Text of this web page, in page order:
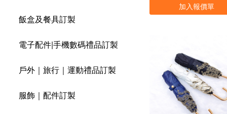
飯盒及餐具訂製
電子配件|手機數碼禮品訂製
戶外｜旅行｜運動禮品訂製
服飾｜配件訂製
加入報價單